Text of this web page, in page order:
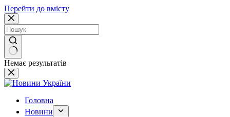
Перейти до вмісту
Немає результатів
Головна
Новини